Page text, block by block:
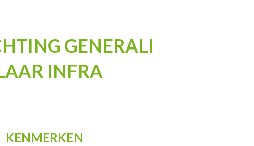
GENERALI
INFRA
KENMERKEN